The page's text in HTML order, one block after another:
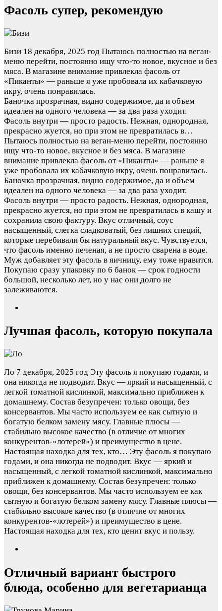
Фасоль супер, рекомендую
Бизи 18 декабря, 2025 год Пытаюсь полностью на веган-
меню перейти, постоянно ищу что-то новое, вкусное и без
мяса. В магазине внимание привлекла фасоль от
«Пиканты» — раньше я уже пробовала их кабачковую
икру, очень понравилась.
Баночка прозрачная, видно содержимое, да и объем
идеален на одного человека — за два раза уходит.
Фасоль внутри — просто радость. Нежная, однородная,
прекрасно жуется, но при этом не превратилась в…
Пытаюсь полностью на веган-меню перейти, постоянно
ищу что-то новое, вкусное и без мяса. В магазине
внимание привлекла фасоль от «Пиканты» — раньше я
уже пробовала их кабачковую икру, очень понравилась.
Баночка прозрачная, видно содержимое, да и объем
идеален на одного человека — за два раза уходит.
Фасоль внутри — просто радость. Нежная, однородная,
прекрасно жуется, но при этом не превратилась в кашу и
сохранила свою фактуру. Вкус отличный, соус
насыщенный, слегка сладковатый, без лишних специй,
которые перебивали бы натуральный вкус. Чувствуется,
что фасоль именно печеная, а не просто сварена в воде.
Муж добавляет эту фасоль в яичницу, ему тоже нравится.
Покупаю сразу упаковку по 6 банок — срок годности
большой, несколько лет, но у нас они долго не
залеживаются.
Лучшая фасоль, которую покупала
Ло 7 декабря, 2025 год Эту фасоль я покупаю годами, и
она никогда не подводит. Вкус — яркий и насыщенный, с
легкой томатной кислинкой, максимально приближен к
домашнему. Состав безупречен: только овощи, без
консервантов. Мы часто используем ее как сытную и
богатую белком замену мясу. Главные плюсы —
стабильно высокое качество (в отличие от многих
конкурентов-«лотерей») и преимущество в цене.
Настоящая находка для тех, кто… Эту фасоль я покупаю
годами, и она никогда не подводит. Вкус — яркий и
насыщенный, с легкой томатной кислинкой, максимально
приближен к домашнему. Состав безупречен: только
овощи, без консервантов. Мы часто используем ее как
сытную и богатую белком замену мясу. Главные плюсы —
стабильно высокое качество (в отличие от многих
конкурентов-«лотерей») и преимущество в цене.
Настоящая находка для тех, кто ценит вкус и пользу.
Отличный вариант быстрого
блюда, особенно для вегетарианца